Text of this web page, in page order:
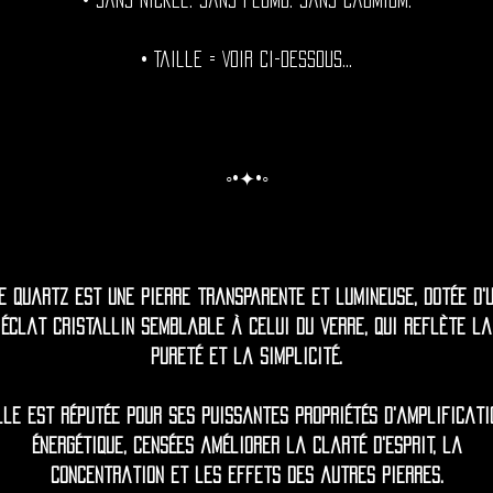
• Taille = Voir ci-dessous...
◦•✦•◦
quartz est une pierre transparente et lumineuse, dotée
éclat cristallin semblable à celui du verre, qui reflète la
pureté et la simplicité.
est réputée pour ses puissantes propriétés
énergétique, censées améliorer la clarté d'esprit, la
concentration et les effets des autres pierres.